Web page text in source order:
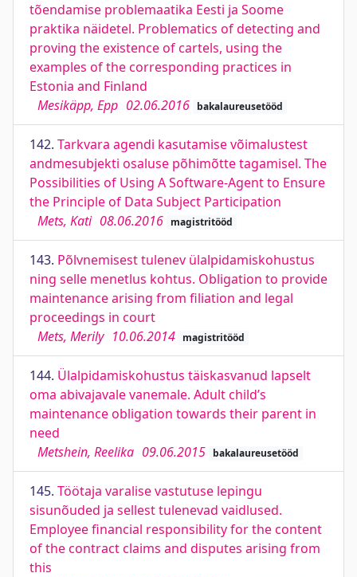
tõendamise problemaatika Eesti ja Soome
praktika näidetel. Problematics of detecting and
proving the existence of cartels, using the
examples of the corresponding practices in
Estonia and Finland
Mesikäpp, Epp 02.06.2016 bakalaureusetööd
142. Tarkvara agendi kasutamise võimalustest
andmesubjekti osaluse põhimõtte tagamisel. The
Possibilities of Using A Software-Agent to Ensure
the Principle of Data Subject Participation
Mets, Kati 08.06.2016 magistritööd
143. Põlvnemisest tulenev ülalpidamiskohustus
ning selle menetlus kohtus. Obligation to provide
maintenance arising from filiation and legal
proceedings in court
Mets, Merily 10.06.2014 magistritööd
144. Ülalpidamiskohustus täiskasvanud lapselt
oma abivajavale vanemale. Adult child’s
maintenance obligation towards their parent in
need
Metshein, Reelika 09.06.2015 bakalaureusetööd
145. Töötaja varalise vastutuse lepingu
sisunõuded ja sellest tulenevad vaidlused.
Employee financial responsibility for the content
of the contract claims and disputes arising from
this